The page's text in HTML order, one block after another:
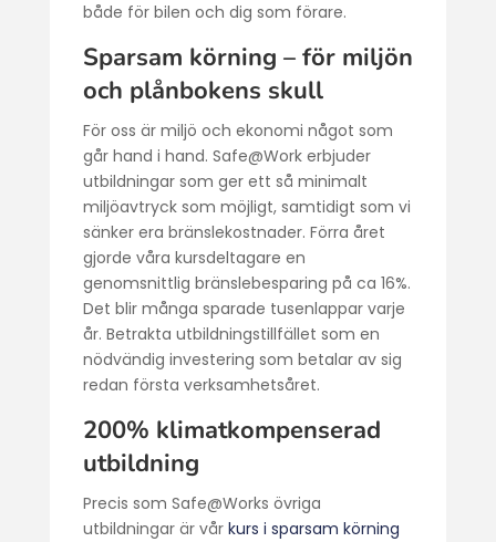
både för bilen och dig som förare.
Sparsam körning – för miljön
och plånbokens skull
För oss är miljö och ekonomi något som
går hand i hand. Safe@Work erbjuder
utbildningar som ger ett så minimalt
miljöavtryck som möjligt, samtidigt som vi
sänker era bränslekostnader. Förra året
gjorde våra kursdeltagare en
genomsnittlig bränslebesparing på ca 16%.
Det blir många sparade tusenlappar varje
år. Betrakta utbildningstillfället som en
nödvändig investering som betalar av sig
redan första verksamhetsåret.
200% klimatkompenserad
utbildning
Precis som Safe@Works övriga
utbildningar är vår kurs i sparsam körning